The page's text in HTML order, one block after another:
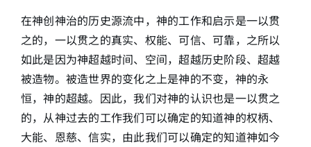
在神创神治的历史源流中，神的工作和启示是一以贯
之的，一以贯之的真实、权能、可信、可靠，之所以
如此是因为神超越时间、空间，超越历史阶段、超越
被造物。被造世界的变化之上是神的不变，神的永
恒，神的超越。因此，我们对神的认识也是一以贯之
的，从神过去的工作我们可以确定的知道神的权柄、
大能、恩慈、信实，由此我们可以确定的知道神如今